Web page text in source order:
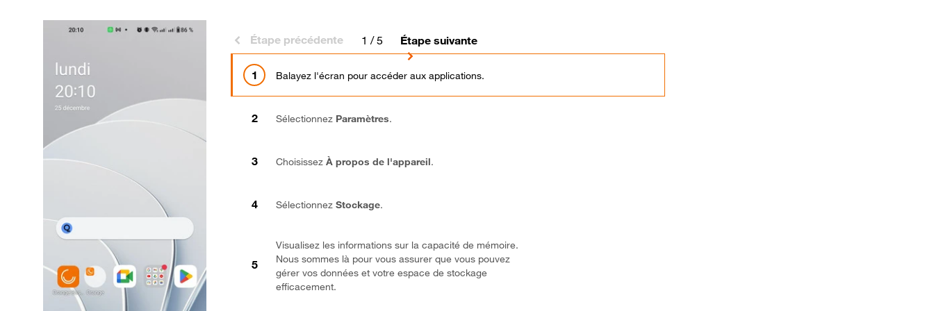
Étape précédente 1 / 5 Étape suivante
Balayez l'écran pour accéder aux applications.
Sélectionnez Paramètres.
ChoisissezÀ propos de l'appareil.
SélectionnezStockage.
Visualisez les informations sur la capacité de mémoire.
Nous sommes là pour vous assurer que vous pouvez
gérer vos données et votre espace de stockage
efficacement.